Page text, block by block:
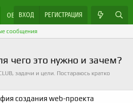
ОБЪЯВЛЕНИЯ ЯРМАРКА МАСТЕРОВ
ВХОД РЕГИСТРАЦИЯ
сообщения
чего это нужно и зачем?
задачи и цели. Постараюсь кратко
создания web-проекта